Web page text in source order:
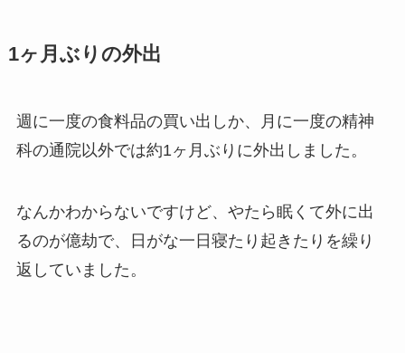
1ヶ月ぶりの外出
週に一度の食料品の買い出しか、月に一度の精神
科の通院以外では約1ヶ月ぶりに外出しました。
なんかわからないですけど、やたら眠くて外に出
るのが億劫で、日がな一日寝たり起きたりを繰り
返していました。